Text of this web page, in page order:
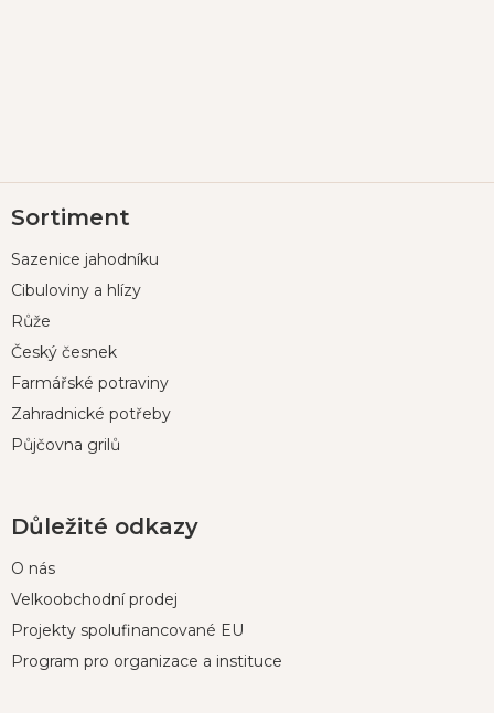
á
a
Sortiment
Sazenice jahodníku
Cibuloviny a hlízy
Růže
Český česnek
Farmářské potraviny
Zahradnické potřeby
Půjčovna grilů
Důležité odkazy
O nás
Velkoobchodní prodej
Projekty spolufinancované EU
Program pro organizace a instituce